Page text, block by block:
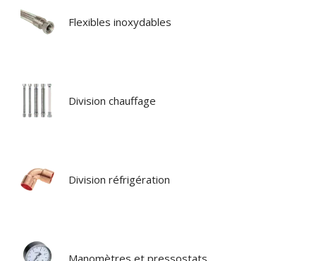
Flexibles inoxydables
Division chauffage
Division réfrigération
Manomètres et pressostats